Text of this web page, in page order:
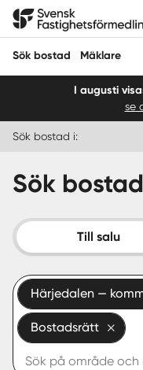
Hoppa
Svensk
Sök bostad Mäklare
Sälja
Köpa
Start
Logga in
I augusti
se
Sök bostad i:
Sök bostad
Till salu
Härjedalen —
Bostadsrätt